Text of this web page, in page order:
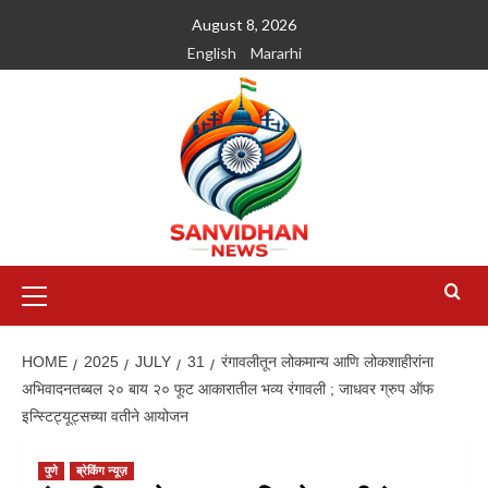
August 8, 2026
English
Mararhi
HOME 2025 JULY 31
रंगावलीतून लोकमान्य आणि लोकशाहीरांना
अभिवादनतब्बल २० बाय २० फूट आकारातील भव्य रंगावली ; जाधवर ग्रुप ऑफ
इन्स्टिट्यूट्सच्या वतीने आयोजन
पुणे ब्रेकिंग न्यूज़